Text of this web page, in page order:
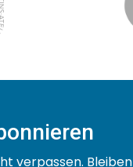
verpassen. Bleiben